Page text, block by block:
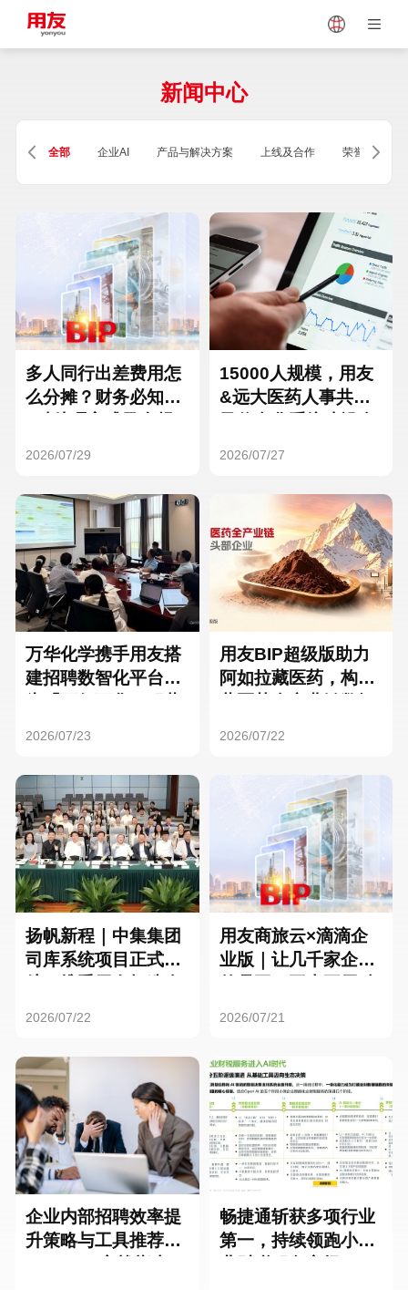
Vietnam
Singapore Malaysia
Thailand
Turkey
Hungary Mexico
Hong Kong Macau
新闻中心
全部 企业AI 产品与解决方案 上线及合作 荣誉及资质
多人同行出差费用怎
么分摊？财务必知的
2026/07/29
15000人规模，用友
&远大医药人事共享
2026/07/27
万华化学携手用友搭
建招聘数智化平台，
2026/07/23
用友BIP超级版助力
阿如拉藏医药，构建
2026/07/22
扬帆新程｜中集集团
司库系统项目正式启
2026/07/22
用友商旅云×滴滴企
业版｜让几千家企业
2026/07/21
企业内部招聘效率提
升策略与工具推荐：
畅捷通斩获多项行业
第一，持续领跑小微